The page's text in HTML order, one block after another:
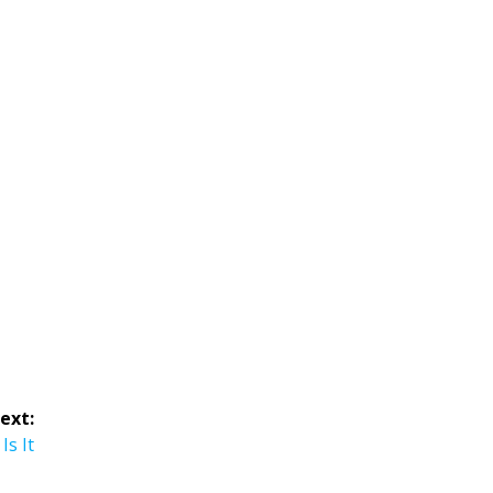
It